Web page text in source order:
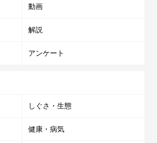
動画
解説
アンケート
しぐさ・生態
健康・病気